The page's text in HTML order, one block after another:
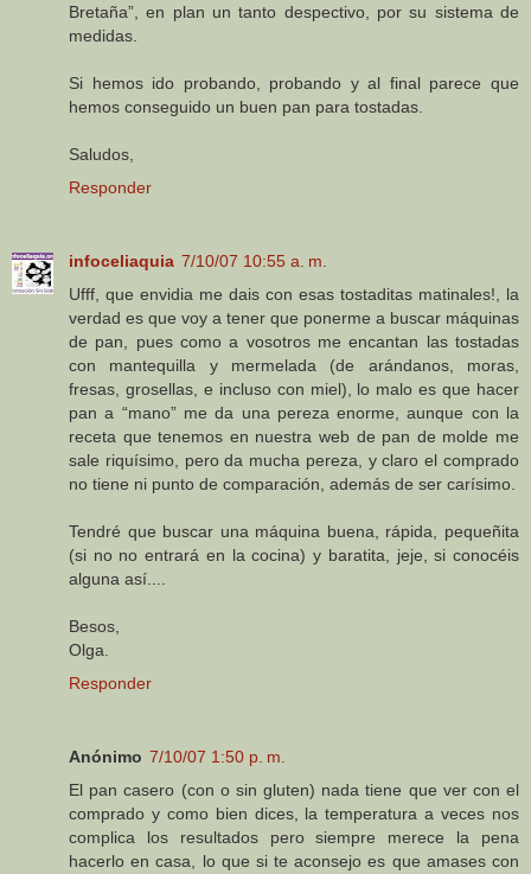
Bretaña”, en plan un tanto despectivo, por su sistema de
medidas.
Si hemos ido probando, probando y al final parece que
hemos conseguido un buen pan para tostadas.
Saludos,
Responder
infoceliaquia 7/10/07 10:55 a. m.
Ufff, que envidia me dais con esas tostaditas matinales!, la
verdad es que voy a tener que ponerme a buscar máquinas
de pan, pues como a vosotros me encantan las tostadas
con mantequilla y mermelada (de arándanos, moras,
fresas, grosellas, e incluso con miel), lo malo es que hacer
pan a “mano” me da una pereza enorme, aunque con la
receta que tenemos en nuestra web de pan de molde me
sale riquísimo, pero da mucha pereza, y claro el comprado
no tiene ni punto de comparación, además de ser carísimo.
Tendré que buscar una máquina buena, rápida, pequeñita
(si no no entrará en la cocina) y baratita, jeje, si conocéis
alguna así....
Besos,
Olga.
Responder
Anónimo 7/10/07 1:50 p. m.
El pan casero (con o sin gluten) nada tiene que ver con el
comprado y como bien dices, la temperatura a veces nos
complica los resultados pero siempre merece la pena
hacerlo en casa, lo que si te aconsejo es que amases con